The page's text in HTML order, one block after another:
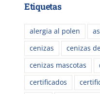
Etiquetas
alergia al polen
cenizas
cenizas
cenizas mascotas
certificados